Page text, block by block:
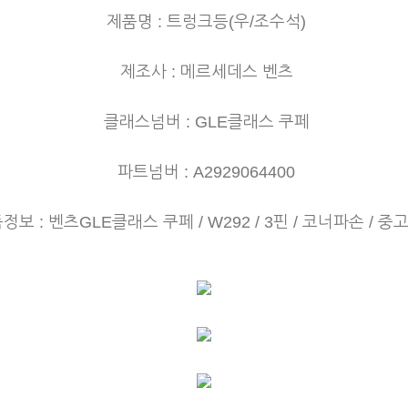
제품명 : 트렁크등(우/조수석)
제조사 : 메르세데스 벤츠
클래스넘버 : GLE클래스 쿠페
파트넘버 : A2929064400
보 : 벤츠GLE클래스 쿠페 / W292 / 3핀 / 코너파손 / 중